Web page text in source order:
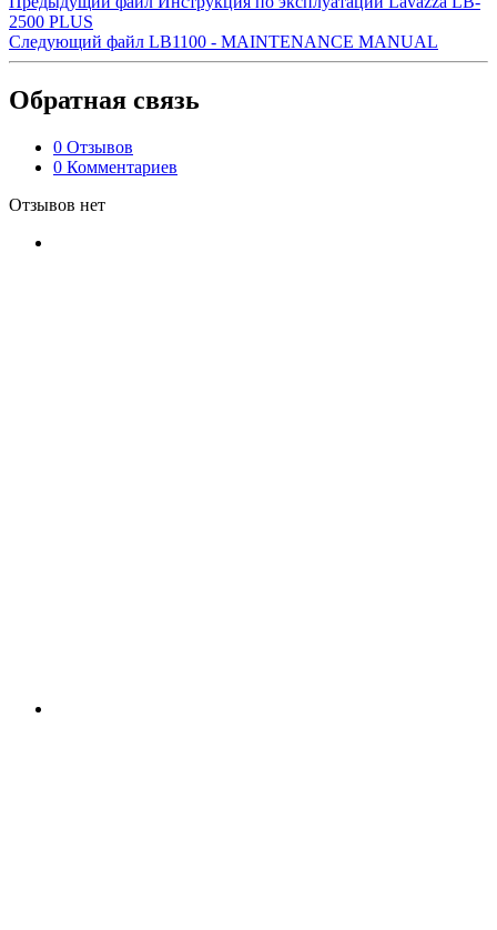
2500 PLUS
Следующий файл LB1100 - MAINTENANCE MANUAL
Обратная связь
0 Отзывов
0 Комментариев
Отзывов нет